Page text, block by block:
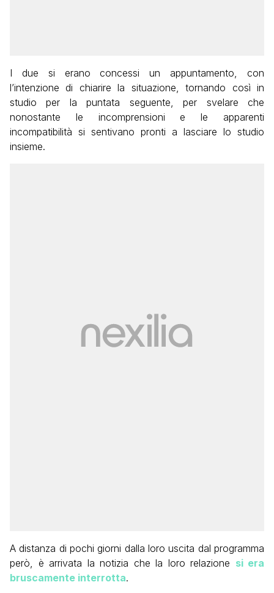
I due si erano concessi un appuntamento, con
l’intenzione di chiarire la situazione, tornando così in
studio per la puntata seguente, per svelare che
nonostante le incomprensioni e le apparenti
incompatibilità si sentivano pronti a lasciare lo studio
insieme.
A distanza di pochi giorni dalla loro uscita dal programma
però, è arrivata la notizia che la loro relazione si era
bruscamente interrotta.